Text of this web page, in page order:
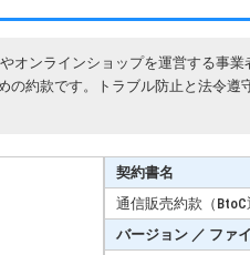
オンラインショップを運営する事
の約款です。トラブル防止と法令遵
契約書名
通信販売約款（BtoC
バージョン ／ ファ